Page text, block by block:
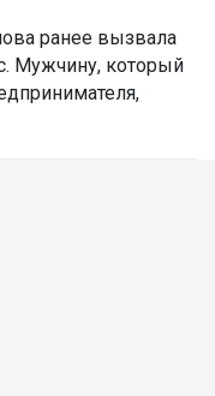
ранее вызвала
Мужчину, который